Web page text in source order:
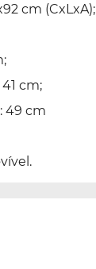
cm (CxLxA);
cm;
49 cm